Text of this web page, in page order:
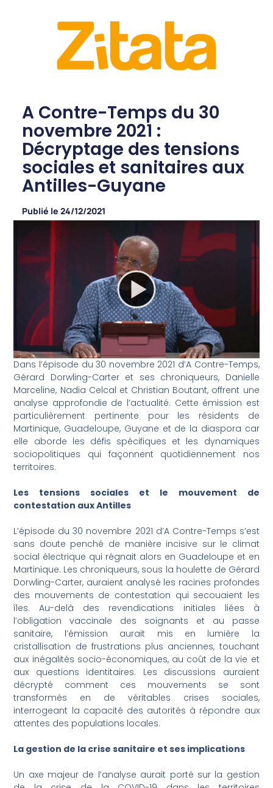
A Contre-Temps du 30
novembre 2021 :
Décryptage des tensions
sociales et sanitaires aux
Antilles-Guyane
Publié le 24/12/2021
Dans l’épisode du 30 novembre 2021 d’A Contre-Temps,
Gérard Dorwling-Carter et ses chroniqueurs, Danielle
Marceline, Nadia Celcal et Christian Boutant, offrent une
analyse approfondie de l’actualité. Cette émission est
particulièrement pertinente pour les résidents de
Martinique, Guadeloupe, Guyane et de la diaspora car
elle aborde les défis spécifiques et les dynamiques
sociopolitiques qui façonnent quotidiennement nos
territoires.
Les tensions sociales et le mouvement de
contestation aux Antilles
L’épisode du 30 novembre 2021 d’A Contre-Temps s’est
sans doute penché de manière incisive sur le climat
social électrique qui régnait alors en Guadeloupe et en
Martinique. Les chroniqueurs, sous la houlette de Gérard
Dorwling-Carter, auraient analysé les racines profondes
des mouvements de contestation qui secouaient les
îles. Au-delà des revendications initiales liées à
l’obligation vaccinale des soignants et au passe
sanitaire, l’émission aurait mis en lumière la
cristallisation de frustrations plus anciennes, touchant
aux inégalités socio-économiques, au coût de la vie et
aux questions identitaires. Les discussions auraient
décrypté comment ces mouvements se sont
transformés en de véritables crises sociales,
interrogeant la capacité des autorités à répondre aux
attentes des populations locales.
La gestion de la crise sanitaire et ses implications
Un axe majeur de l’analyse aurait porté sur la gestion